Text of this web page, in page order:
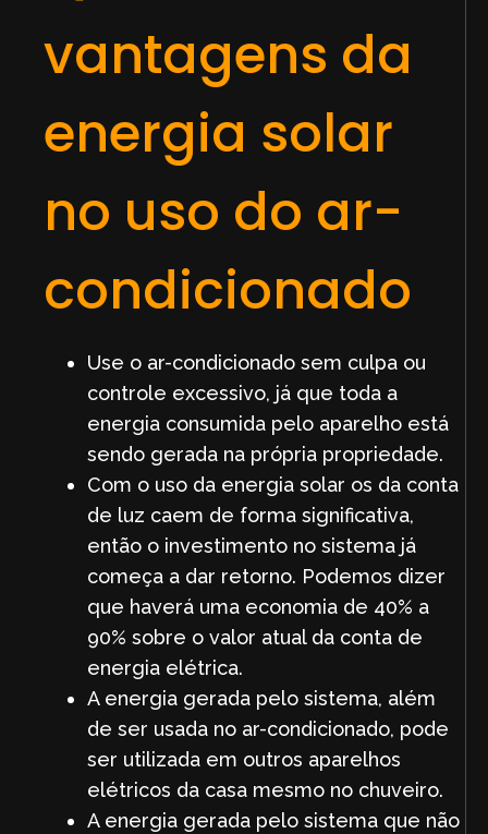
vantagens da
energia solar
no uso do ar-
condicionado
Use o ar-condicionado sem culpa ou
controle excessivo, já que toda a
energia consumida pelo aparelho está
sendo gerada na própria propriedade.
Com o uso da energia solar os da conta
de luz caem de forma significativa,
então o investimento no sistema já
começa a dar retorno. Podemos dizer
que haverá uma economia de 40% a
90% sobre o valor atual da conta de
energia elétrica.
A energia gerada pelo sistema, além
de ser usada no ar-condicionado, pode
ser utilizada em outros aparelhos
elétricos da casa mesmo no chuveiro.
A energia gerada pelo sistema que não